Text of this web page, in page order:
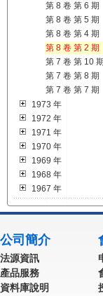
第 8 卷 第 6 期
第 8 卷 第 5 期
第 8 卷 第 4 期
第 8 卷 第 2 期
第 7 卷 第 10 期
第 7 卷 第 8 期
第 7 卷 第 7 期
1973 年
1972 年
1971 年
1970 年
1969 年
1968 年
1967 年
公司簡介
法源資訊
產品服務
資料庫說明